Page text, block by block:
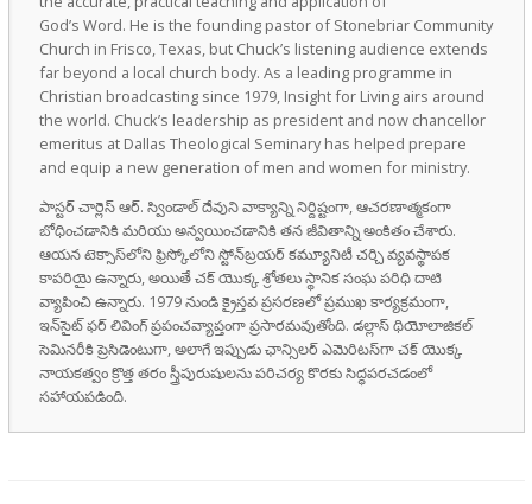
God’s Word. He is the founding pastor of Stonebriar Community
Church in Frisco, Texas, but Chuck’s listening audience extends
far beyond a local church body. As a leading programme in
Christian broadcasting since 1979, Insight for Living airs around
the world. Chuck’s leadership as president and now chancellor
emeritus at Dallas Theological Seminary has helped prepare
and equip a new generation of men and women for ministry.
పాస్టర్ చార్లెస్ ఆర్. స్విండాల్ దేవుని వాక్యాన్ని నిర్దిష్టంగా, ఆచరణాత్మకంగా
బోధించడానికి మరియు అన్వయించడానికి తన జీవితాన్ని అంకితం చేశారు.
ఆయన టెక్సాస్‌లోని ఫ్రిస్కోలోని స్టోన్‌బ్రయర్ కమ్యూనిటీ చర్చి వ్యవస్థాపక
కాపరియై ఉన్నారు, అయితే చక్ యొక్క శ్రోతలు స్థానిక సంఘ పరిధి దాటి
వ్యాపించి ఉన్నారు. 1979 నుండి క్రైస్తవ ప్రసరణలో ప్రముఖ కార్యక్రమంగా,
ఇన్‌సైట్ ఫర్ లివింగ్ ప్రపంచవ్యాప్తంగా ప్రసారమవుతోంది. డల్లాస్ థియోలాజికల్
సెమినరీకి ప్రెసిడెంటుగా, అలాగే ఇప్పుడు ఛాన్సిలర్ ఎమెరిటస్‌గా చక్ యొక్క
నాయకత్వం క్రొత్త తరం స్త్రీపురుషులను పరిచర్య కొరకు సిద్ధపరచడంలో
సహాయపడింది.